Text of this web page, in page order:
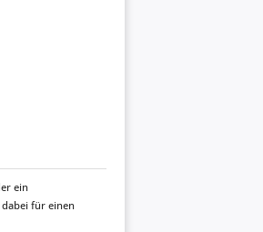
ein
dabei für einen